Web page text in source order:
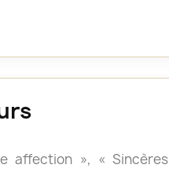
affection », « Sincères